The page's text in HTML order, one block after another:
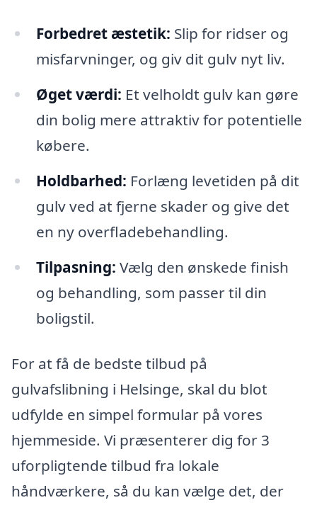
Forbedret æstetik: Slip for ridser og
misfarvninger, og giv dit gulv nyt liv.
Øget værdi: Et velholdt gulv kan gøre
din bolig mere attraktiv for potentielle
købere.
Holdbarhed: Forlæng levetiden på dit
gulv ved at fjerne skader og give det
en ny overfladebehandling.
Tilpasning: Vælg den ønskede finish
og behandling, som passer til din
boligstil.
For at få de bedste tilbud på
gulvafslibning i Helsinge, skal du blot
udfylde en simpel formular på vores
hjemmeside. Vi præsenterer dig for 3
uforpligtende tilbud fra lokale
håndværkere, så du kan vælge det, der